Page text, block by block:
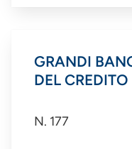
GRANDI
DEL CREDITO
N. 177